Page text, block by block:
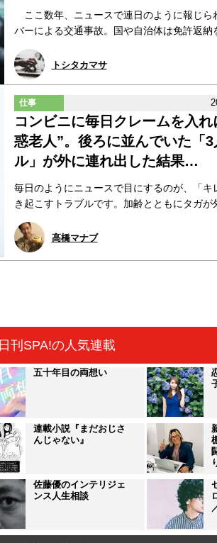
ここ数年、ニュースで連日のように報じら
バーによる交通事故。国や自治体は免許返納
トシタカマサ
仕事
コンビニに毎日クレームを入れ
惑老人”。後ろに並んでいた「3
ル」が外に連れ出した結果…
毎日のようにニュースで目にするのが、「キ
き起こすトラブルです。加齢とともにタガが
高橋マナブ
日刊SPA!の人気連載
五十年目の両想い
連載小説『まだおじさ
んじゃない』
佐藤優のインテリジェ
ンス人生相談